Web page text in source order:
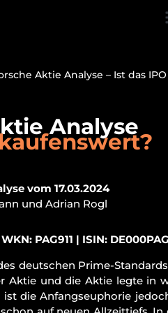
Aktie Analyse – Ist das
Analyse
vom 17.03.2024
und Adrian Rogl
PAG911 | ISIN:
deutschen Prime-
und die Aktie legte in
die Anfangseuphorie